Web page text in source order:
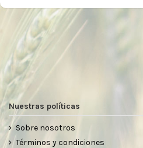
Nuestras políticas
Sobre nosotros
Términos y condiciones